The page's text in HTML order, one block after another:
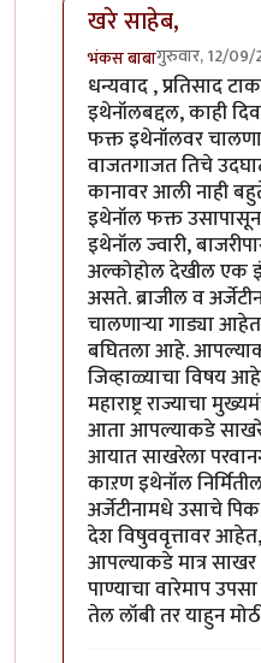
खरे साहेब,
भंकस बाबागुरुवार, 12/09/
In reply toयेथे चर्चा
धन्यवाद , प्रतिसाद
इथेनॉलबद्दल, काही
फक्त इथेनॉलवर
वाजतगाजत तिचे
कानावर आली नाही
इथेनॉल फक्त उसापासून
इथेनॉल ज्वारी,
अल्कोहोल देखील एक
असते. ब्राजील व
चालणाऱ्या गाड्या
बघितला आहे.
जिव्हाळ्याचा विषय
महाराष्ट्र राज्याचा
आता आपल्याकडे
आयात साखरेला
काऱण इथेनॉल
अर्जेटीनामधे उसाचे
देश विषुववृत्तावर
आपल्याकडे मात्र
पाण्याचा वारेमाप
तेल लॉबी तर याहुन